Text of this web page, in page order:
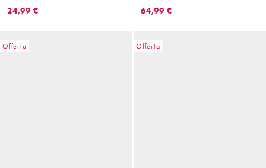
coste color avena
24,99 €
vita nera
64,99 €
Offerta Offerta